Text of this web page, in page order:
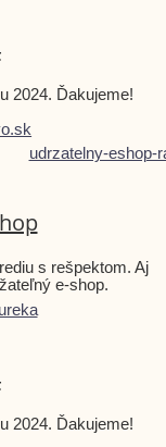
2024. Ďakujeme!
s rešpektom. Aj
e-shop.
2024. Ďakujeme!